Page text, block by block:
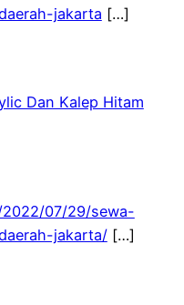
jakarta […]
Dan Kalep Hitam
07/29/sewa-
jakarta/[…]